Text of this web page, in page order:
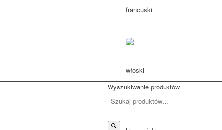
Wyszukiwanie produktów